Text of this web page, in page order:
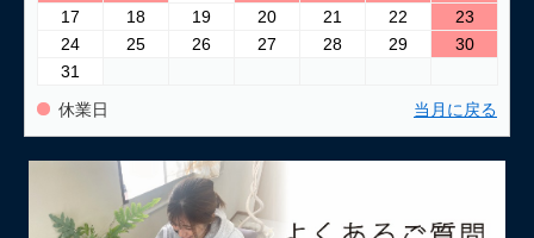
17
18 19 20 21 22
23
24
25 26 27 28 29
30
31
休業日 当月に戻る